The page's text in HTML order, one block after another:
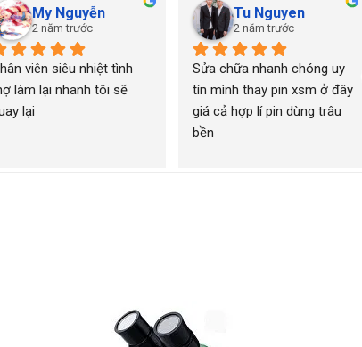
My Nguyễn
2 năm trước
viên siêu nhiệt tình
làm lại nhanh tôi sẽ
lại
Tu Nguyen
2 năm trước
Sửa chữa nhanh chóng uy
tín mình thay pin xsm ở đây
giá cả hợp lí pin dùng trâu
bền